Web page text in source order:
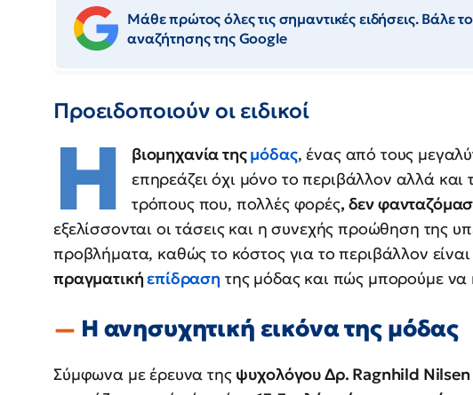
Μάθε πρώτος όλες τις σημαντικές ειδήσεις. Βάλε
αναζήτησης της Google
Προειδοποιούν οι ειδικοί
Η βιομηχανία τηςμόδας, ένας από τους
επηρεάζει όχι μόνο το περιβάλλον αλλά και
τρόπους που, πολλές φορές, δεν
εξελίσσονται οι τάσεις και η συνεχής προώθηση της
προβλήματα, καθώς το κόστος για το περιβάλλον είναι
πραγματικήεπίδραση της μόδας και πώς μπορούμε
Η ανησυχητική εικόνα της μόδας
Σύμφωνα με έρευνα της ψυχολόγου Δρ. Ragnhild Nilsen